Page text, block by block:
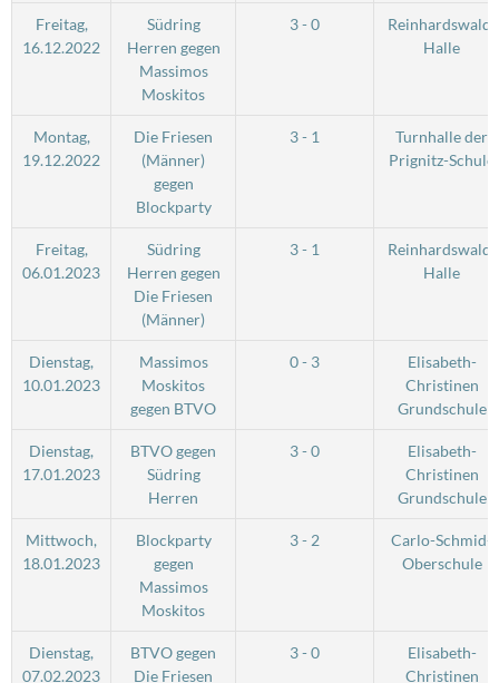
Freitag,
16.12.2022
Südring
Herren gegen
Massimos
Moskitos
3 - 0
Reinhardswald-
Halle
Montag,
19.12.2022
Die Friesen
(Männer)
gegen
Blockparty
3 - 1
Turnhalle der
Prignitz-Schule
Freitag,
06.01.2023
Südring
Herren gegen
Die Friesen
(Männer)
3 - 1
Reinhardswald-
Halle
Dienstag,
10.01.2023
Massimos
Moskitos
gegen BTVO
0 - 3
Elisabeth-
Christinen
Grundschule
Dienstag,
17.01.2023
BTVO gegen
Südring
Herren
3 - 0
Elisabeth-
Christinen
Grundschule
Mittwoch,
18.01.2023
Blockparty
gegen
Massimos
Moskitos
3 - 2
Carlo-Schmid-
Oberschule
Dienstag,
07.02.2023
BTVO gegen
Die Friesen
3 - 0
Elisabeth-
Christinen